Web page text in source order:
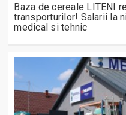
Baza de cereale LITENI
transporturilor! Salarii la
medical si tehnic